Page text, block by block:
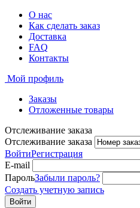
О нас
Как сделать заказ
Доставка
FAQ
Контакты
Мой профиль
Заказы
Отложенные товары
Отслеживание заказа
Отслеживание заказа
ВойтиРегистрация
E-mail
ПарольЗабыли пароль?
Создать учетную запись
Войти